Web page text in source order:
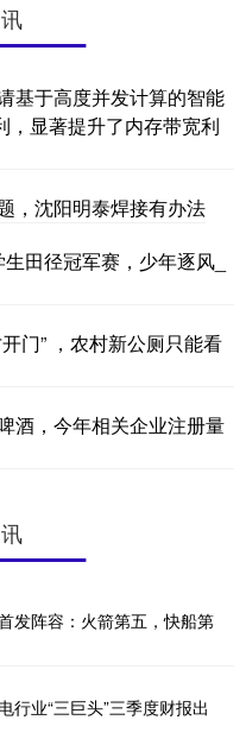
基于高度并发计算的智能
，显著提升了内存带宽利
，沈阳明泰焊接有办法
田径冠军赛，少年逐风_
门” ，农村新公厕只能看
酒，今年相关企业注册量
发阵容：火箭第五，快船第
行业“三巨头”三季度财报出